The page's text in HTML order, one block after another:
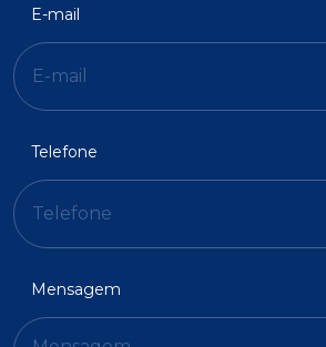
E-mail
Telefone
Mensagem